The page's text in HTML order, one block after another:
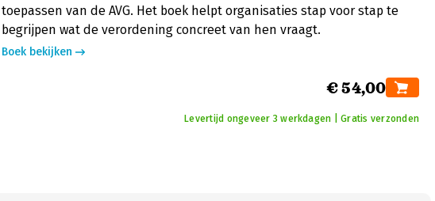
toepassen van de AVG. Het boek helpt organisaties stap voor stap te
begrijpen wat de verordening concreet van hen vraagt.
Boek bekijken
€ 54,00
Levertijd ongeveer 3 werkdagen | Gratis verzonden